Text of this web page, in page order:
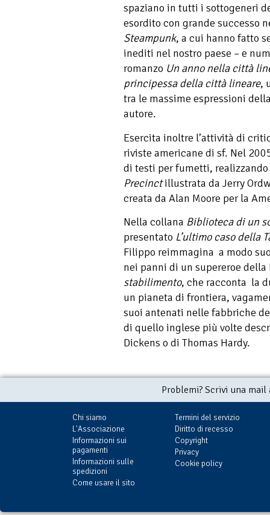
spaziano in tutti i sottogeneri
esordito con grande successo
Steampunk, a cui hanno fatto
inediti nel nostro paese – e
romanzo Un anno nella città
principessa della città lineare,
tra le massime espressioni
autore.
Esercita inoltre l’attività di
riviste americane di sf. Nel
di testi per fumetti,
Precinctillustrata da Jerry
creata da Alan Moore per la
Nella collana Biblioteca di un
presentato L’ultimo caso della
Filippo reimmagina a modo
nei panni di un supereroe
stabilimento, che racconta la
un pianeta di frontiera,
suoi antenati nelle fabbriche
di quello inglese più volte
Dickens o di Thomas Hardy.
Problemi? Scrivi una
Chi siamo
L'Associazione
Informazioni sui
pagamenti
Informazioni sulle
spedizioni
Come usare il sito
Termini del servizio
Diritto di recesso
Copyright
Privacy
Cookie policy